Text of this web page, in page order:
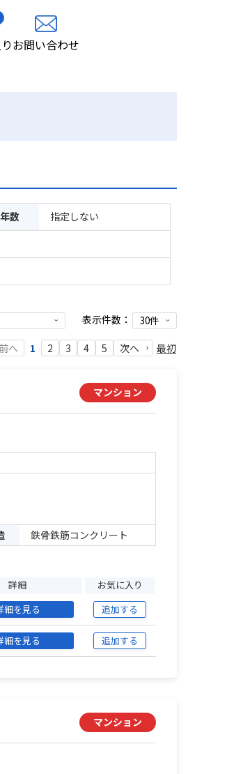
お問い合わせ
数
指定しない
表示件数：
前へ 1 2 3 4 5 次へ 最初
マンション
鉄骨鉄筋コンクリート
詳細 お気に入り
細を見る 追加する
細を見る 追加する
マンション